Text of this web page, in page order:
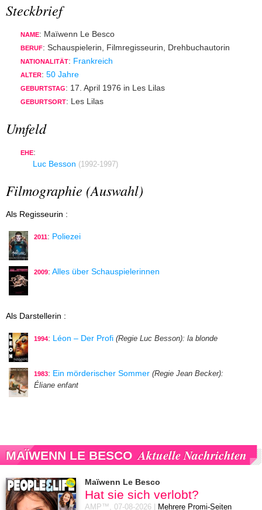
Steckbrief
NAME: Maïwenn Le Besco
BERUF: Schauspielerin, Filmregisseurin, Drehbuchautorin
NATIONALITÄT: Frankreich
ALTER: 50 Jahre
GEBURTSTAG: 17. April 1976 in Les Lilas
GEBURTSORT: Les Lilas
Umfeld
EHE:
Luc Besson (1992-1997)
Filmographie (Auswahl)
Als Regisseurin :
2011: Poliezei
2009: Alles über Schauspielerinnen
Als Darstellerin :
1994: Léon – Der Profi (Regie Luc Besson): la blonde
1983: Ein mörderischer Sommer (Regie Jean Becker):
Éliane enfant
MAÏWENN LE BESCO Aktuelle Nachrichten
Maïwenn Le Besco
Hat sie sich verlobt?
AMP™, 07-08-2026 Mehrere Promi-Seiten